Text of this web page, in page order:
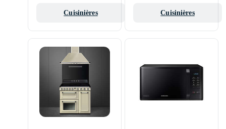
Cuisinières Cuisinières